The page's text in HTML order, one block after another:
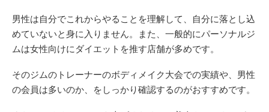
男性は自分でこれからやることを理解して、自分に落とし込
めていないと身に入りません。また、一般的にパーソナルジ
ムは女性向けにダイエットを推す店舗が多めです。
そのジムのトレーナーのボディメイク大会での実績や、男性
の会員は多いのか、をしっかり確認するのがおすすめです。